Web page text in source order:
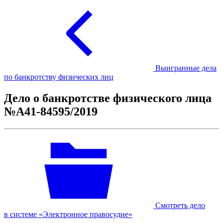
Выигранные дела
по банкротству физических лиц
Дело о банкротстве физического лица
№А41-84595/2019
Смотреть дело
в системе «Электронное правосудие»